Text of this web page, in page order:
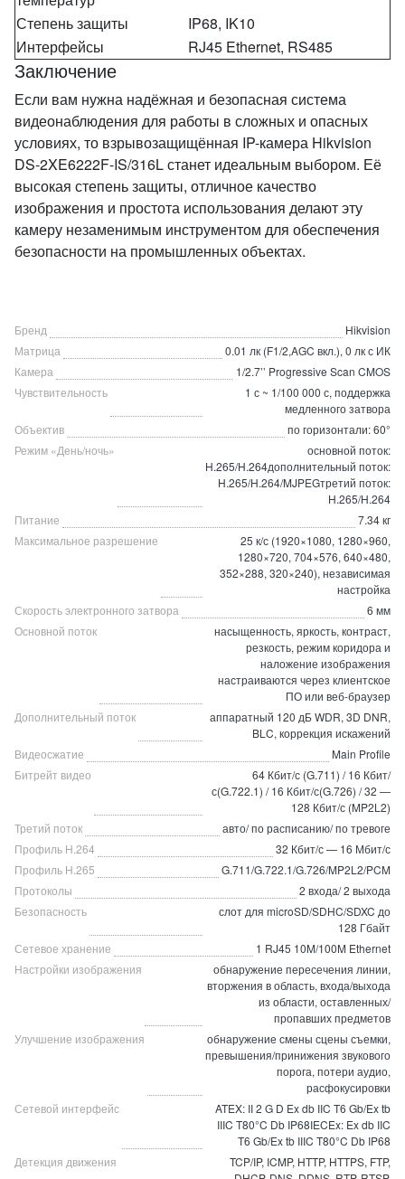
Степень защиты
IP68, IK10
Интерфейсы
RJ45 Ethernet, RS485
Заключение
Если вам нужна надёжная и безопасная система
видеонаблюдения для работы в сложных и опасных
условиях, то взрывозащищённая IP-камера Hikvision
DS-2XE6222F-IS/316L станет идеальным выбором. Её
высокая степень защиты, отличное качество
изображения и простота использования делают эту
камеру незаменимым инструментом для обеспечения
безопасности на промышленных объектах.
Бренд
Hikvision
Матрица
0.01 лк (F1/2,AGC вкл.), 0 лк с ИК
Камера
1/2.7’’ Progressive Scan CMOS
Чувствительность
1 с ~ 1/100 000 с, поддержка
медленного затвора
Объектив
по горизонтали: 60°
Режим «День/ночь»
основной поток:
H.265/H.264дополнительный поток:
H.265/H.264/MJPEGтретий поток:
H.265/H.264
Питание
7.34 кг
Максимальное разрешение
25 к/с (1920×1080, 1280×960,
1280×720, 704×576, 640×480,
352×288, 320×240), независимая
настройка
Скорость электронного затвора
6 мм
Основной поток
насыщенность, яркость, контраст,
резкость, режим коридора и
наложение изображения
настраиваются через клиентское
ПО или веб-браузер
Дополнительный поток
аппаратный 120 дБ WDR, 3D DNR,
BLC, коррекция искажений
Видеосжатие
Main Profile
Битрейт видео
64 Кбит/с (G.711) / 16 Кбит/
с(G.722.1) / 16 Кбит/с(G.726) / 32 —
128 Кбит/с (MP2L2)
Третий поток
авто/ по расписанию/ по тревоге
Профиль H.264
32 Кбит/с — 16 Мбит/с
Профиль H.265
G.711/G.722.1/G.726/MP2L2/PCM
Протоколы
2 входа/ 2 выхода
Безопасность
слот для microSD/SDHC/SDXC до
128 Гбайт
Сетевое хранение
1 RJ45 10M/100M Ethernet
Настройки изображения
обнаружение пересечения линии,
вторжения в область, входа/выхода
из области, оставленных/
пропавших предметов
Улучшение изображения
обнаружение смены сцены съемки,
превышения/принижения звукового
порога, потери аудио,
расфокусировки
Сетевой интерфейс
ATEX: II 2 G D Ex db IIC T6 Gb/Ex tb
IIIC T80°C Db IP68IECEx: Ex db IIC
T6 Gb/Ex tb IIIC T80°C Db IP68
Детекция движения
TCP/IP, ICMP, HTTP, HTTPS, FTP,